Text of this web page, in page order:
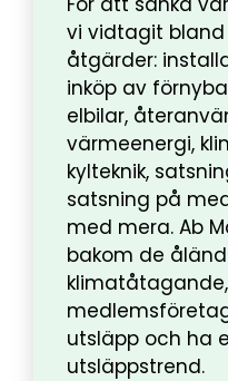
vi vidtagit
åtgärder:
inköp av
elbilar,
värmeenergi,
kylteknik,
satsning på
med mera. Ab
bakom de
utsläpp och ha
utsläppstrend.